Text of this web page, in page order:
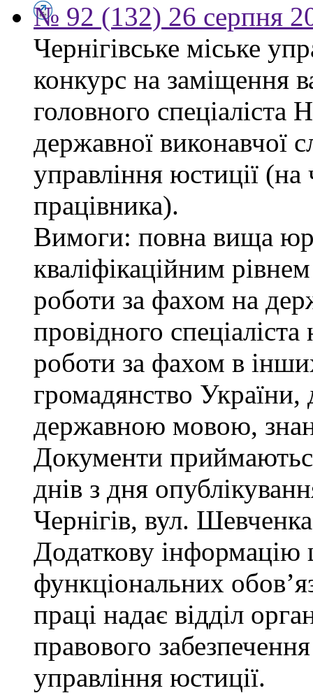
№ 92 (132) 26 серпня
Чернігівське міське
конкурс на заміщення
головного спеціаліста
державної виконавчої
управління юстиції (на
працівника).
Вимоги: повна вища
кваліфікаційним
роботи за фахом на
провідного
роботи за фахом в
громадянство України,
державною мовою,
Документи
днів з дня
Чернігів, вул.
Додаткову
функціональних
праці надає відділ
правового
управління юстиції.